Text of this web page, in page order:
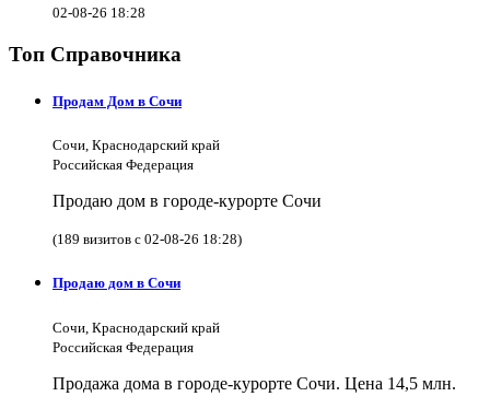
02-08-26 18:28
Топ Справочника
Продам Дом в Сочи
Сочи, Краснодарский край
Российская Федерация
Продаю дом в городе-курорте Сочи
(189 визитов с 02-08-26 18:28)
Продаю дом в Сочи
Сочи, Краснодарский край
Российская Федерация
Продажа дома в городе-курорте Сочи. Цена 14,5 млн.